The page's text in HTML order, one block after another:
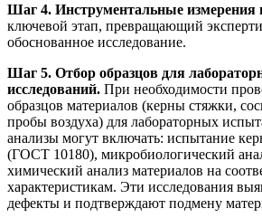
Шаг 4. Инструментальные измерения
ключевой этап, превращающий
обоснованное исследование.
Шаг 5. Отбор образцов для
исследований. При необходимости
образцов материалов (керны стяжки,
пробы воздуха) для лабораторных
анализы могут включать: испытание
(ГОСТ 10180), микробиологический
химический анализ материалов на
характеристикам. Эти исследования
дефекты и подтверждают подмену